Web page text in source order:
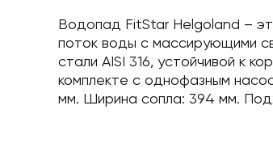
Водопад FitStar Helgoland –
поток воды с массирующими
стали AISI 316, устойчивой к
комплекте с однофазным
мм. Ширина сопла: 394 мм.